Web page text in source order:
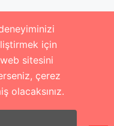
için
sitesini
çerez
olacaksınız.